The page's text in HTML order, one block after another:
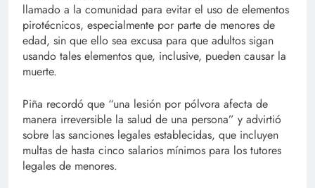
llamado a la comunidad para evitar el uso de elementos
pirotécnicos, especialmente por parte de menores de
edad, sin que ello sea excusa para que adultos sigan
usando tales elementos que, inclusive, pueden causar la
muerte.
Piña recordó que “una lesión por pólvora afecta de
manera irreversible la salud de una persona” y advirtió
sobre las sanciones legales establecidas, que incluyen
multas de hasta cinco salarios mínimos para los tutores
legales de menores.